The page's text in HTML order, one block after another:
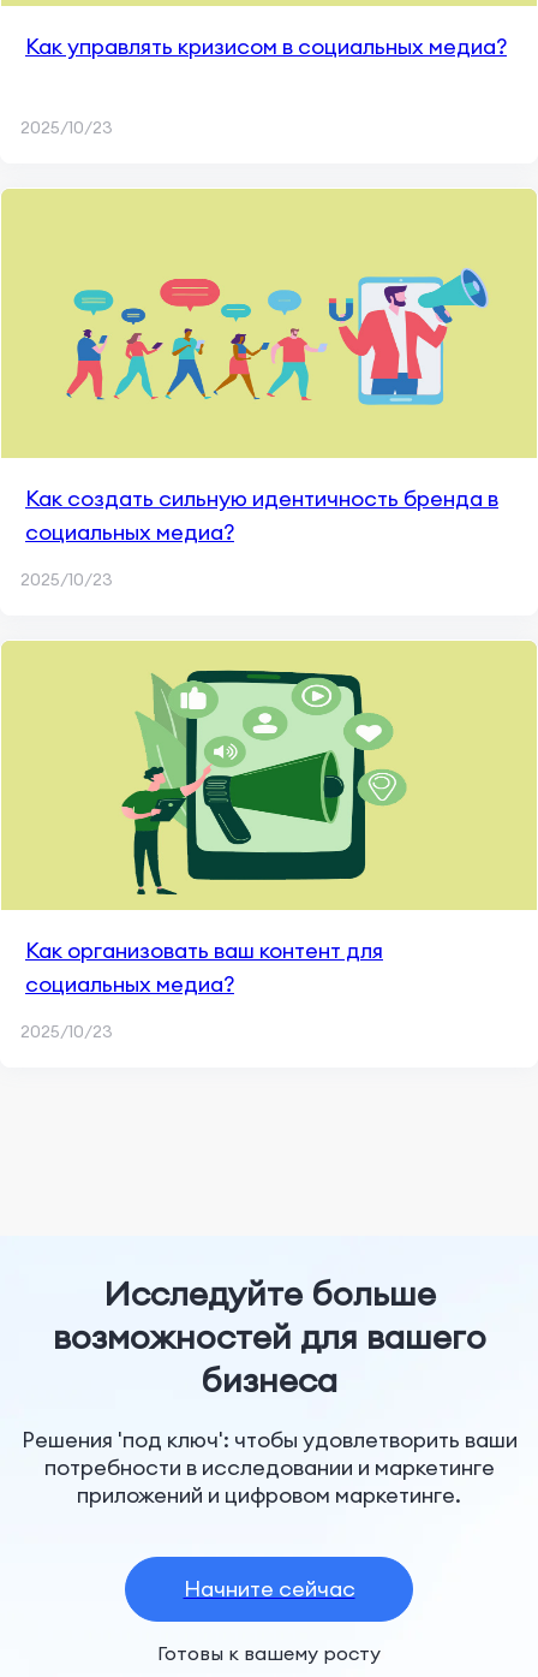
Как управлять кризисом в социальных медиа?
2025/10/23
Как создать сильную идентичность бренда в
социальных медиа?
2025/10/23
Как организовать ваш контент для
социальных медиа?
2025/10/23
Исследуйте больше
возможностей для вашего
бизнеса
Решения 'под ключ': чтобы удовлетворить ваши
потребности в исследовании и маркетинге
приложений и цифровом маркетинге.
Начните сейчас
Готовы к вашему росту